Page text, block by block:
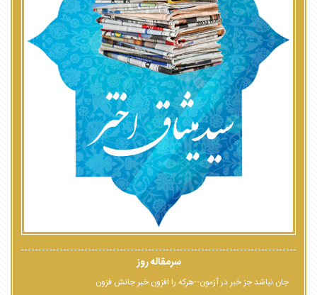
سرمقاله روز
جان نباشد جز خبر در آزمون--هرکه را افزون خبر جانش فزون